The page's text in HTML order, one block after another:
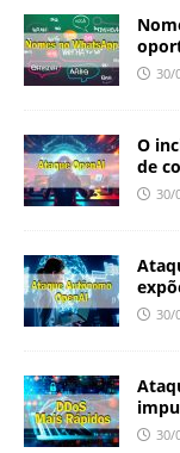
30/
O
de
30/
30/
30/